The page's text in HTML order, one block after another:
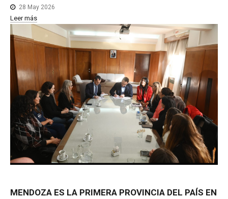
28 May 2026
Leer más
MENDOZA ES LA PRIMERA PROVINCIA DEL PAÍS EN